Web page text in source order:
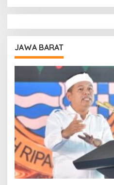
JAWA BARAT